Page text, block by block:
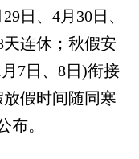
日、4月30日、
连休；秋假安
7日、8日)衔接
假时间随同寒
布。